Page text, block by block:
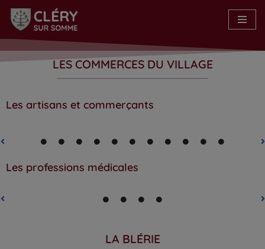
Aller
contenu
LES COMMERCES DU VILLAGE
Les artisans et commerçants
Les professions médicales
LA BLÉRIE